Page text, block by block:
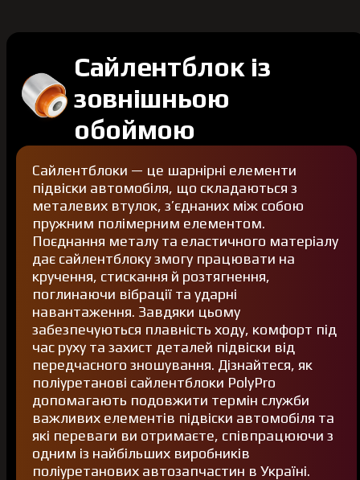
Сайлентблок із
зовнішньою
обоймою
Сайлентблоки — це шарнірні елементи
підвіски автомобіля, що складаються з
металевих втулок, з’єднаних між собою
пружним полімерним елементом.
Поєднання металу та еластичного матеріалу
дає сайлентблоку змогу працювати на
кручення, стискання й розтягнення,
поглинаючи вібрації та ударні
навантаження. Завдяки цьому
забезпечуються плавність ходу, комфорт під
час руху та захист деталей підвіски від
передчасного зношування. Дізнайтеся, як
поліуретанові сайлентблоки PolyPro
допомагають подовжити термін служби
важливих елементів підвіски автомобіля та
які переваги ви отримаєте, співпрацюючи з
одним із найбільших виробників
поліуретанових автозапчастин в Україні.